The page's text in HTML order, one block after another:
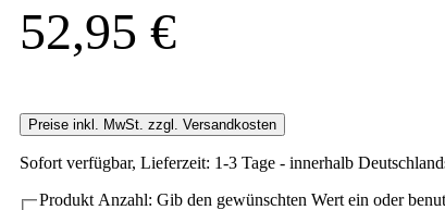
52,95 €
Preise inkl. MwSt. zzgl. Versandkosten
Sofort verfügbar, Lieferzeit: 1-3 Tage - innerhalb
Produkt Anzahl: Gib den gewünschten Wert ein oder